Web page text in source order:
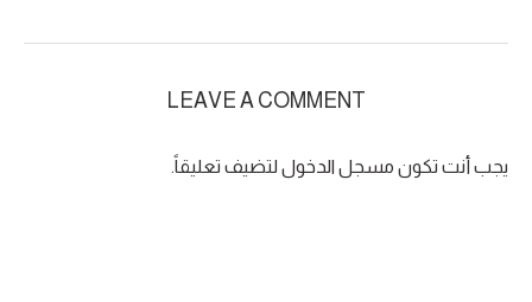
LEAVE A COMMENT
يجب أنت تكون مسجل الدخول لتضيف تعليقاً.